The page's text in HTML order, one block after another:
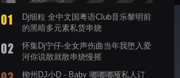
Dj细粒 全中文国粤语Club音乐黎明前
的黑暗多元素私货串烧
怀集Dj宁仔-全女声伤曲当年我堕入爱
河你说散就散串烧慢摇
柳州DJ小D - Baby 嘟嘟嘟哑私人订